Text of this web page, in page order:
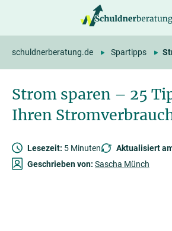
Strom sparen – 25
Ihren
schuldnerberatung.de Spartipps
Lesezeit: 5 Minuten Aktualisiert
Geschrieben von: Sascha Münch